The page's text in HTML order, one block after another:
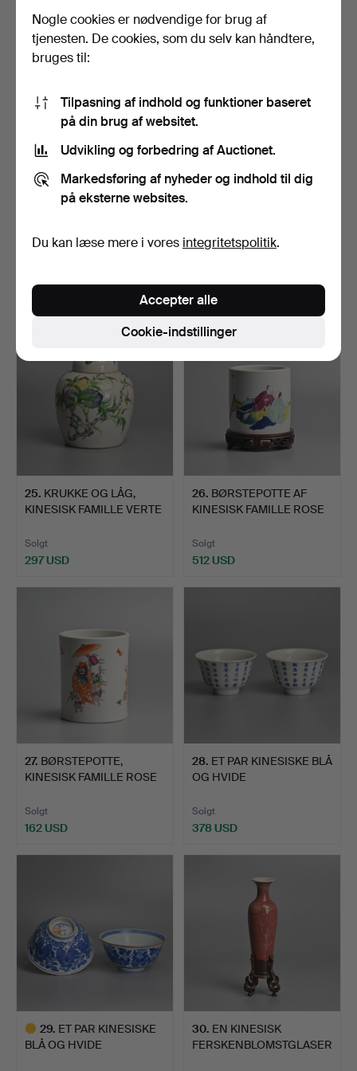
1.145 USD
378 USD
Udvalgt
KINESISK
620 USD
PORCELÆN, KINESISK
351 USD
25. KRUKKE OG LÅG,
KINESISK FAMILLE VERTE
Solgt
297 USD
26. BØRSTEPOTTE AF
KINESISK FAMILLE ROSE
Solgt
512 USD
27. BØRSTEPOTTE,
KINESISK FAMILLE ROSE
Solgt
162 USD
28. ET PAR KINESISKE BLÅ
OG HVIDE
Solgt
378 USD
29. ET PAR KINESISKE
BLÅ OG HVIDE
30. EN KINESISK
FERSKENBLOMSTGLASER
Nogle cookies er nødvendige for brug af
tjenesten. De cookies, som du selv kan håndtere,
bruges til:
Tilpasning af indhold og funktioner baseret
på din brug af websitet.
Udvikling og forbedring af Auctionet.
Markedsføring af nyheder og indhold til dig
på eksterne websites.
Du kan læse mere i vores integritetspolitik.
Cookie-indstillinger
Accepter alle